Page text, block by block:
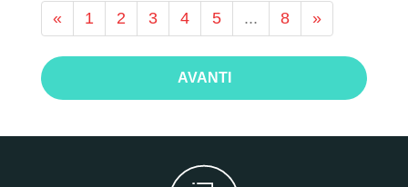
« 1 2 3 4 5 ... 8 »
AVANTI